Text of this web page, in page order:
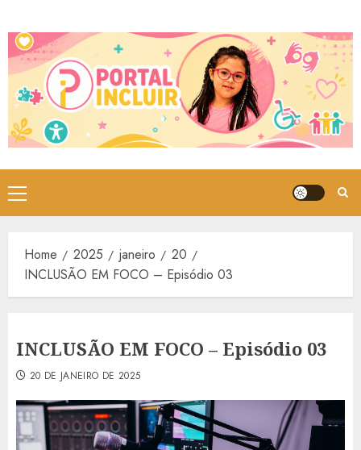
to
content
Primary
Menu
Home 2025 janeiro
20
INCLUSÃO EM FOCO – Episódio 03
INCLUSÃO EM FOCO – Episódio 03
20 DE JANEIRO DE 2025